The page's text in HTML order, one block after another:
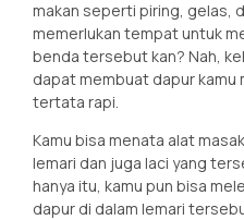
makan seperti piring, gelas,
memerlukan tempat untuk
benda tersebut kan? Nah,
dapat membuat dapur kamu
tertata rapi.
Kamu bisa menata alat
lemari dan juga laci yang
hanya itu, kamu pun bisa
dapur di dalam lemari